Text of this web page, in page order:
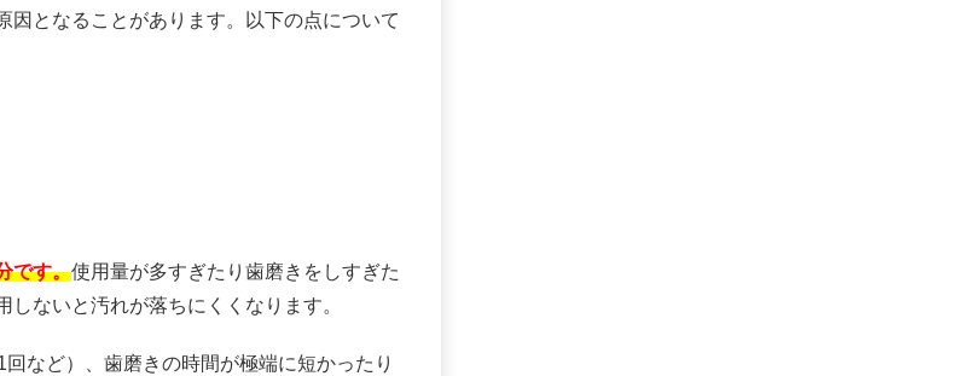
となることがあります。以下の点について
です。使用量が多すぎたり歯磨きをしすぎた
ないと汚れが落ちにくくなります。
など）、歯磨きの時間が極端に短かったり